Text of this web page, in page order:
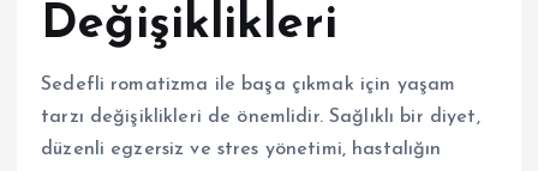
Değişiklikleri
Sedefli romatizma ile başa çıkmak için yaşam
tarzı değişiklikleri de önemlidir. Sağlıklı bir diyet,
düzenli egzersiz ve stres yönetimi, hastalığın